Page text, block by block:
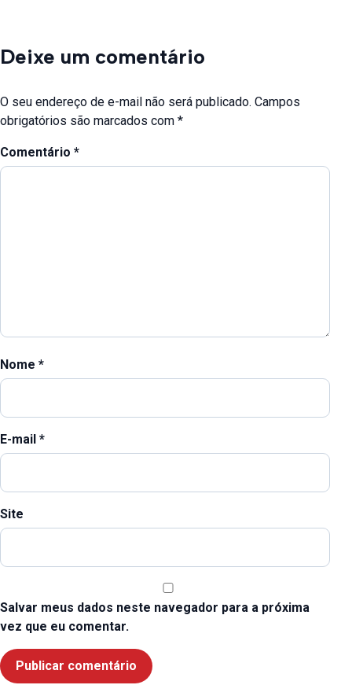
Deixe um comentário
O seu endereço de e-mail não será publicado. Campos
obrigatórios são marcados com *
Comentário *
Nome *
E-mail *
Site
Salvar meus dados neste navegador para a próxima
vez que eu comentar.